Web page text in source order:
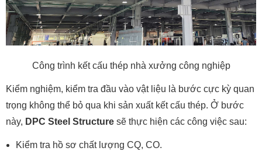
Công trình kết cấu thép nhà xưởng công nghiệp
Kiểm nghiệm, kiểm tra đầu vào vật liệu là bước cực kỳ quan
trọng không thể bỏ qua khi sản xuất kết cấu thép. Ở bước
này, DPC Steel Structure sẽ thực hiện các công việc sau:
Kiểm tra hồ sơ chất lượng CQ, CO.